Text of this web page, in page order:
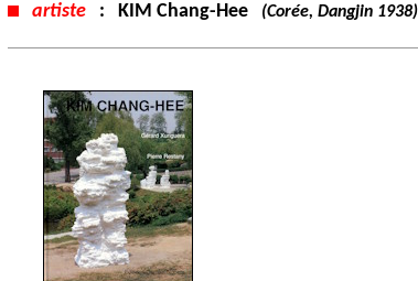
artiste : KIM Chang-Hee (Corée, Dangjin 1938)